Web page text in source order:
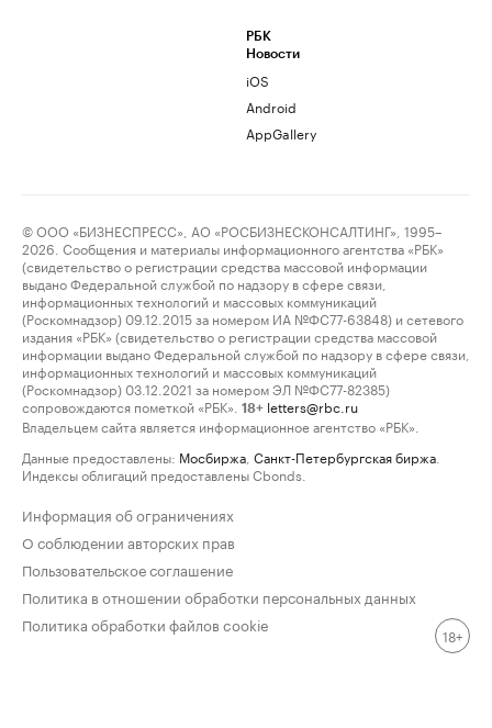
РБК
Новости
iOS
Android
AppGallery
© ООО «БИЗНЕСПРЕСС», АО «РОСБИЗНЕСКОНСАЛТИНГ», 1995–
2026. Сообщения и материалы информационного агентства «РБК»
(свидетельство о регистрации средства массовой информации
выдано Федеральной службой по надзору в сфере связи,
информационных технологий и массовых коммуникаций
(Роскомнадзор) 09.12.2015 за номером ИА №ФС77-63848) и сетевого
издания «РБК» (свидетельство о регистрации средства массовой
информации выдано Федеральной службой по надзору в сфере связи,
информационных технологий и массовых коммуникаций
(Роскомнадзор) 03.12.2021 за номером ЭЛ №ФС77-82385)
сопровождаются пометкой «РБК».
18+ letters@rbc.ru
Владельцем сайта является информационное агентство «РБК».
Данные предоставлены: Мосбиржа Санкт-Петербургская биржа
Индексы облигаций предоставлены Cbonds.
Информация об ограничениях
О соблюдении авторских прав
Пользовательское соглашение
Политика в отношении обработки персональных данных
Политика обработки файлов cookie
18+